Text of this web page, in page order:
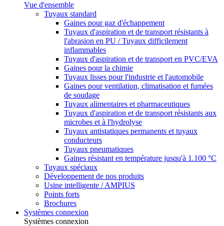
Vue d'ensemble
Tuyaux standard
Gaines pour gaz d'échappement
Tuyaux d'aspiration et de transport résistants à
l'abrasion en PU / Tuyaux difficilement
inflammables
Tuyaux d'aspiration et de transport en PVC/EVA
Gaines pour la chimie
Tuyaux lisses pour l'industrie et l'automobile
Gaines pour ventilation, climatisation et fumées
de soudage
Tuyaux alimentaires et pharmaceutiques
Tuyaux d'aspiration et de transport résistants aux
microbes et à l'hydrolyse
Tuyaux antistatiques permanents et tuyaux
conducteurs
Tuyaux pneumatiques
Gaines résistant en température jusqu'à 1.100 °C
Tuyaux spéciaux
Développement de nos produits
Usine intelligente / AMPIUS
Points forts
Brochures
Systèmes connexion
Systèmes connexion